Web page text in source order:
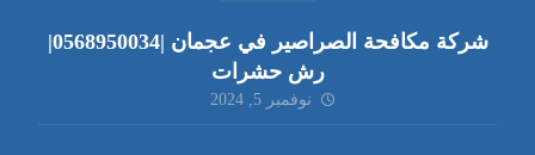
شركة مكافحة الصراصير في عجمان |0568950034|
رش حشرات
نوفمبر 5, 2024